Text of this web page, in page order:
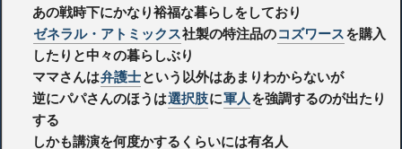
あの戦時下にかなり裕福な暮らしをしており
ゼネラル・アトミックス社製の特注品のコズワースを購入
したりと中々の暮らしぶり
ママさんは弁護士という以外はあまりわからないが
逆にパパさんのほうは選択肢に軍人を強調するのが出たり
する
しかも講演を何度かするくらいには有名人